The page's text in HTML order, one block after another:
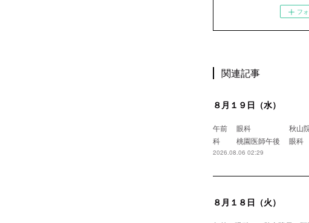
フ
関連記事
８月１９日（水）
午前 眼科 秋
科 桃園医師
2026.08.06 02:29
８月１８日（火）